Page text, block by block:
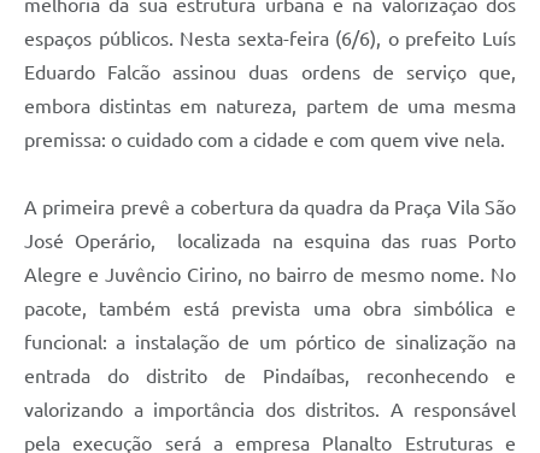
espaços públicos. Nesta sexta-feira (6/6), o prefeito Luís
Eduardo Falcão assinou duas ordens de serviço que,
embora distintas em natureza, partem de uma mesma
premissa: o cuidado com a cidade e com quem vive nela.
A primeira prevê a cobertura da quadra da Praça Vila São
José Operário, localizada na esquina das ruas Porto
Alegre e Juvêncio Cirino, no bairro de mesmo nome. No
pacote, também está prevista uma obra simbólica e
funcional: a instalação de um pórtico de sinalização na
entrada do distrito de Pindaíbas, reconhecendo e
valorizando a importância dos distritos. A responsável
pela execução será a empresa Planalto Estruturas e